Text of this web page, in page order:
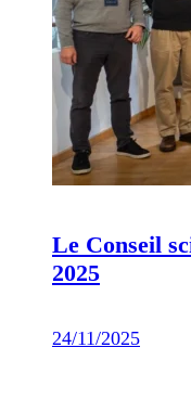
Le Conseil
2025
24/11/2025